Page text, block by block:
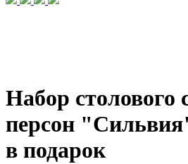
Набор столового
персон
в подарок